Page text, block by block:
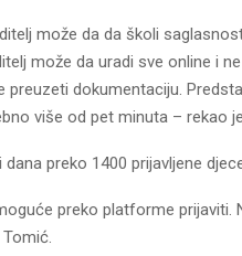
može da da školi
može da uradi sve online i
preuzeti dokumentaciju.
više od pet minuta – rekao
dana preko 1400 prijavljene
preko platforme prijaviti.